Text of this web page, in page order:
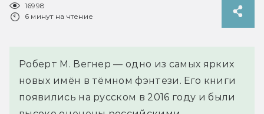
16998
6 минут на чтение
Роберт М. Вегнер — одно из самых ярких
новых имён в тёмном фэнтези. Его книги
появились на русском в 2016 году и были